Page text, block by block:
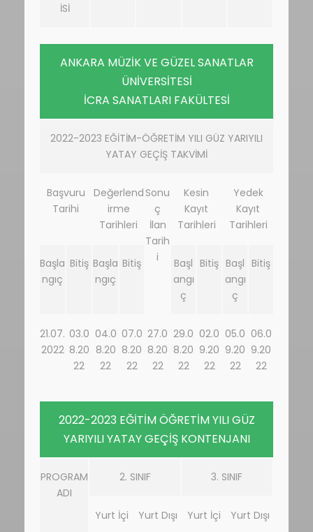
İSİ
ANKARA MÜZİK VE GÜZEL SANATLAR
ÜNİVERSİTESİ
İCRA SANATLARI FAKÜLTESİ
2022-2023 EĞİTİM-ÖĞRETİM YILI GÜZ YARIYILI
YATAY GEÇİŞ TAKVİMİ
Başvuru
Tarihi
Değerlend
irme
Tarihleri
Sonu
ç
İlan
Tarih
i
Kesin
Kayıt
Tarihleri
Yedek
Kayıt
Tarihleri
Başla
ngıç
Bitiş Başla
ngıç
Bitiş
Başl
angı
ç
Bitiş Başl
angı
ç
Bitiş
21.07.
2022
03.0
8.20
22
04.0
8.20
22
07.0
8.20
22
27.0
8.20
22
29.0
8.20
22
02.0
9.20
22
05.0
9.20
22
06.0
9.20
22
2022-2023 EĞİTİM ÖĞRETİM YILI GÜZ
YARIYILI YATAY GEÇİŞ KONTENJANI
PROGRAM
ADI
2. SINIF 3. SINIF
Yurt İçi Yurt Dışı Yurt İçi Yurt Dışı